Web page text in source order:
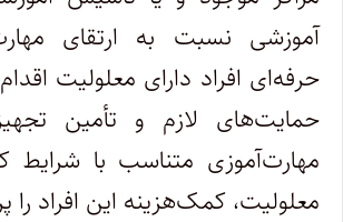
آموزشی نسبت به ارتقای
حرفه‌ای افراد دارای معلولیت
حمایت‌‏های لازم و تأمین
مهارت‌آموزی متناسب با شرایط
معلولیت، کمک‌هزینه این افراد را